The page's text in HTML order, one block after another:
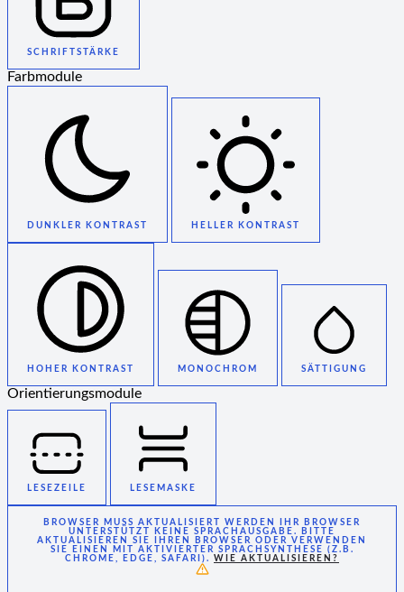
SCHRIFTSTÄRKE
Farbmodule
DUNKLER KONTRAST HELLER KONTRAST
HOHER KONTRAST MONOCHROM SÄTTIGUNG
Orientierungsmodule
LESEZEILE LESEMASKE
BROWSER MUSS AKTUALISIERT WERDEN
IHR BROWSER
UNTERSTÜTZT KEINE SPRACHAUSGABE. BITTE
AKTUALISIEREN SIE IHREN BROWSER ODER VERWENDEN
SIE EINEN MIT AKTIVIERTER SPRACHSYNTHESE (Z.B.
CHROME, EDGE, SAFARI). WIE AKTUALISIEREN?